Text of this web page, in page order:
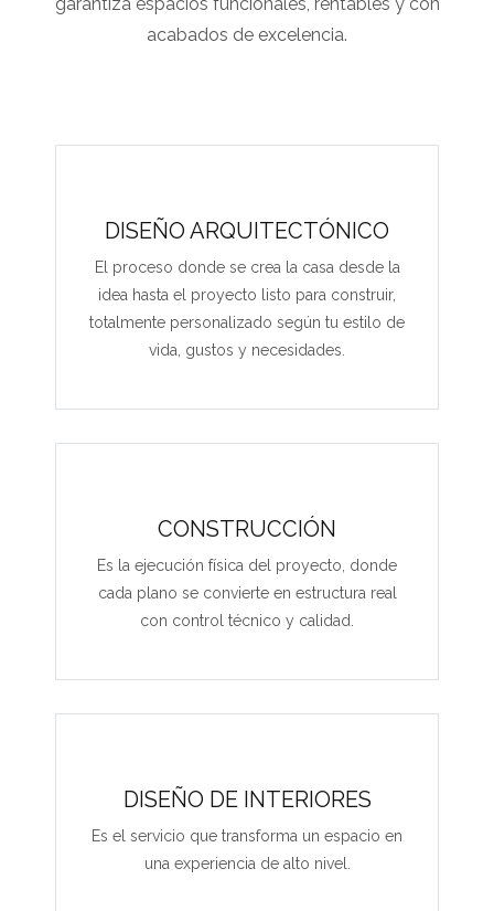
acabados de excelencia.
DISEÑO ARQUITECTÓNICO
El proceso donde se crea la casa desde la
idea hasta el proyecto listo para construir,
totalmente personalizado según tu estilo de
vida, gustos y necesidades.
CONSTRUCCIÓN
Es la ejecución física del proyecto, donde
cada plano se convierte en estructura real
con control técnico y calidad.
DISEÑO DE INTERIORES
Es el servicio que transforma un espacio en
una experiencia de alto nivel.